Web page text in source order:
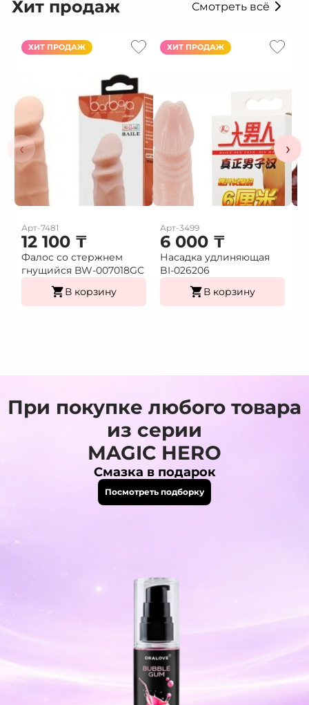
Хит продаж Смотреть всё
‹
ХИТ ПРОДАЖ
Арт-7481
12 100 ₸
Фалос со стержнем
гнущийся BW-007018GС
В корзину
ХИТ ПРОДАЖ
Арт-3499
6 000 ₸
Насадка удлиняющая
BI-026206
В корзину
›
При покупке любого товара
из серии
MAGIC HERO
Смазка в подарок
Посмотреть подборку